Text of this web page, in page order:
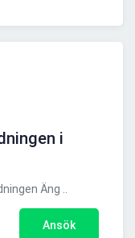
i
Äng ..
Ansök